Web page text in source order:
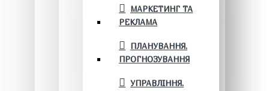
МАРКЕТИНГ ТА
РЕКЛАМА
ПЛАНУВАННЯ.
ПРОГНОЗУВАННЯ
УПРАВЛІННЯ.